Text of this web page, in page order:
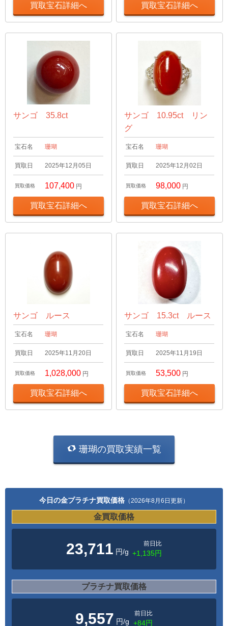
買取宝石詳細へ 買取宝石詳細へ
サンゴ 35.8ct
宝石名 珊瑚
買取日 2025年12月05日
買取価格 107,400 円
買取宝石詳細へ
サンゴ 10.95ct リン
グ
宝石名 珊瑚
買取日 2025年12月02日
買取価格 98,000 円
買取宝石詳細へ
サンゴ ルース
宝石名 珊瑚
買取日 2025年11月20日
買取価格 1,028,000 円
買取宝石詳細へ
サンゴ 15.3ct ルース
宝石名 珊瑚
買取日 2025年11月19日
買取価格 53,500 円
買取宝石詳細へ
珊瑚の買取実績一覧
今日の金プラチナ買取価格 （2026年8月6日更新）
金買取価格
23,711 円/g
前日比
+1,135円
プラチナ買取価格
9,557 円/g
前日比
+84円